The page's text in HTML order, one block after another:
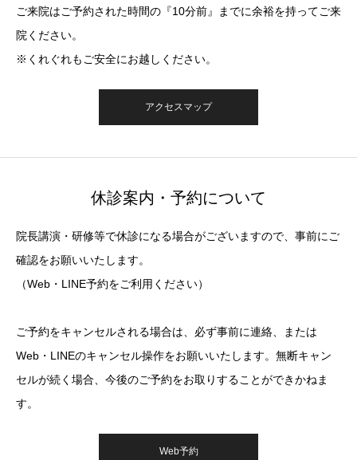
ご来院はご予約された時間の『10分前』までに余裕を持ってご来
院ください。
※くれぐれもご安全にお越しください。
アクセスマップ
休診案内・予約について
院長講演・研修等で休診になる場合がございますので、事前にご
確認をお願いいたします。
（Web・LINE予約をご利用ください）
ご予約をキャンセルされる場合は、必ず事前に連絡、または
Web・LINEのキャンセル操作をお願いいたします。無断キャン
セルが続く場合、今後のご予約をお取りすることができかねま
す。
Web予約